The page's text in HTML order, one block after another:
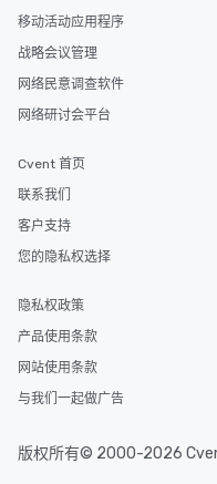
移动活动应用程序
战略会议管理
网络民意调查软件
网络研讨会平台
Cvent 首页
联系我们
客户支持
您的隐私权选择
隐私权政策
产品使用条款
网站使用条款
与我们一起做广告
版权所有© 2000-2026